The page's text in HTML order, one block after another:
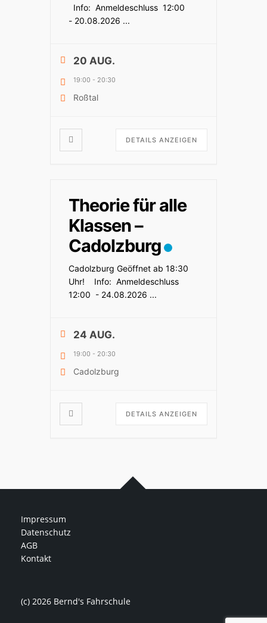
Info: Anmeldeschluss 12:00
- 20.08.2026 ...
20 AUG.
19:00 - 20:30
Roßtal
DETAILS ANZEIGEN
Theorie für alle
Klassen –
Cadolzburg
Cadolzburg Geöffnet ab 18:30
Uhr! Info: Anmeldeschluss
12:00 - 24.08.2026 ...
24 AUG.
19:00 - 20:30
Cadolzburg
DETAILS ANZEIGEN
Impressum
Datenschutz
AGB
Kontakt
(c) 2026 Bernd's Fahrschule